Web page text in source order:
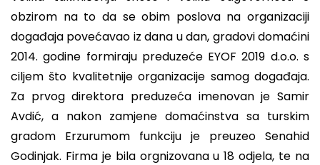
obzirom na to da se obim poslova na organizaciji
događaja povećavao iz dana u dan, gradovi domaćini
2014. godine formiraju preduzeće EYOF 2019 d.o.o. s
ciljem što kvalitetnije organizacije samog događaja.
Za prvog direktora preduzeća imenovan je Samir
Avdić, a nakon zamjene domaćinstva sa turskim
gradom Erzurumom funkciju je preuzeo Senahid
Godinjak. Firma je bila orgnizovana u 18 odjela, te na